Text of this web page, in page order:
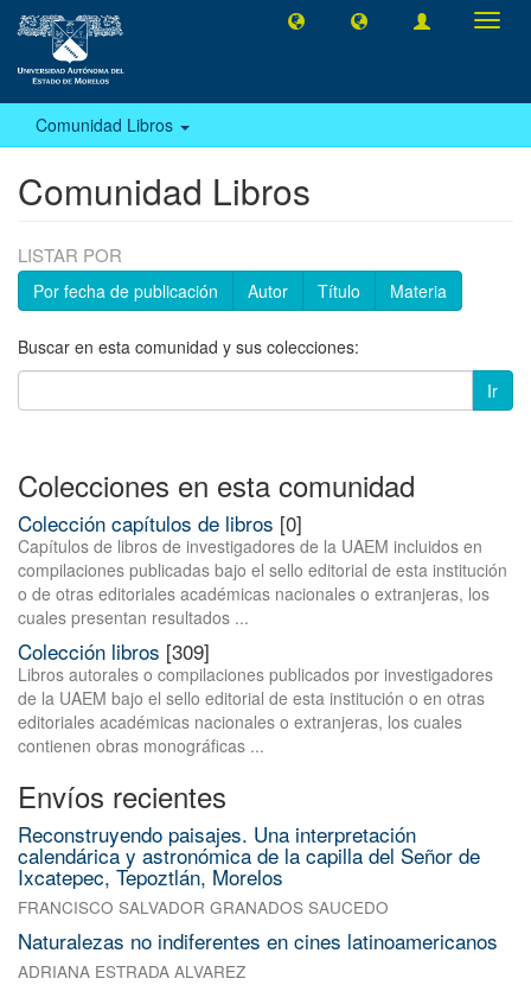
Comunidad Libros
Comunidad Libros
LISTAR POR
Por fecha de publicación Autor Título Materia
Buscar en esta comunidad y sus colecciones:
Ir
Colecciones en esta comunidad
Colección capítulos de libros [0]
Capítulos de libros de investigadores de la UAEM incluidos en
compilaciones publicadas bajo el sello editorial de esta institución
o de otras editoriales académicas nacionales o extranjeras, los
cuales presentan resultados ...
Colección libros [309]
Libros autorales o compilaciones publicados por investigadores
de la UAEM bajo el sello editorial de esta institución o en otras
editoriales académicas nacionales o extranjeras, los cuales
contienen obras monográficas ...
Envíos recientes
Reconstruyendo paisajes. Una interpretación
calendárica y astronómica de la capilla del Señor de
Ixcatepec, Tepoztlán, Morelos
FRANCISCO SALVADOR GRANADOS SAUCEDO
Naturalezas no indiferentes en cines latinoamericanos
ADRIANA ESTRADA ALVAREZ